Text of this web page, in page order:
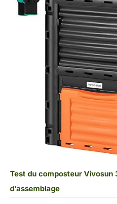
Test du composteur
d’assemblage